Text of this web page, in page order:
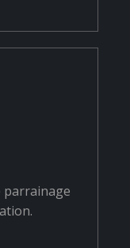
parrainage